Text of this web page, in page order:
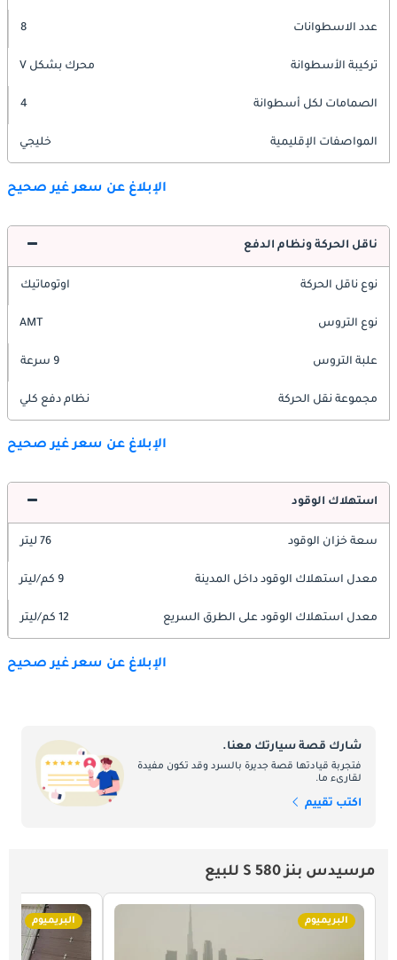
عدد الاسطوانات 8
تركيبة الأسطوانة محرك بشكل V
الصمامات لكل أسطوانة 4
المواصفات الإقليمية خليجي
الإبلاغ عن سعر غير صحيح
ناقل الحركة ونظام الدفع
نوع ناقل الحركة اوتوماتيك
نوع التروس AMT
علبة التروس 9 سرعة
مجموعة نقل الحركة نظام دفع كلي
الإبلاغ عن سعر غير صحيح
استهلاك الوقود
سعة خزان الوقود 76 ليتر
معدل استهلاك الوقود داخل المدينة 9 كم/ليتر
معدل استهلاك الوقود على الطرق السريع 12 كم/ليتر
الإبلاغ عن سعر غير صحيح
شارك قصة سيارتك معنا.
فتجربة قيادتها قصة جديرة بالسرد وقد تكون مفيدة
لقارىء ما.
اكتب تقييم
مرسيدس بنز S 580 للبيع
البريميوم البريميوم